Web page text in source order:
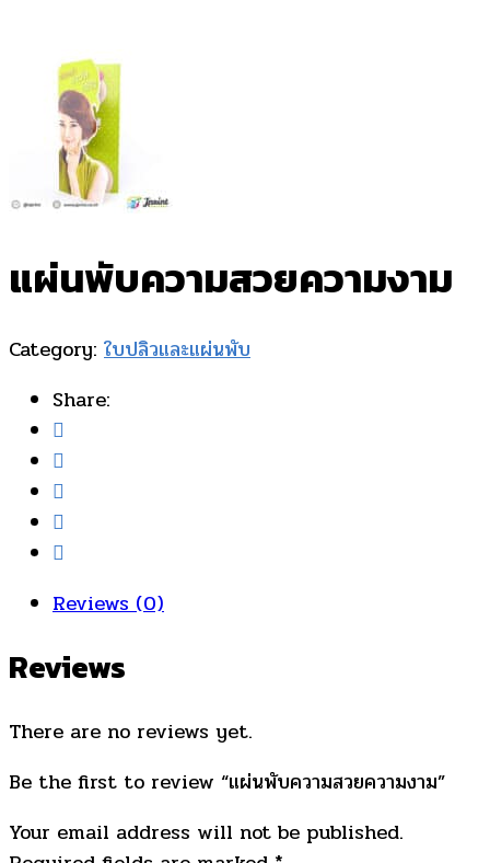
แผ่นพับความสวยความงาม
Category: ใบปลิวและแผ่นพับ
Share:
Reviews (0)
Reviews
There are no reviews yet.
Be the first to review “แผ่นพับความสวยความงาม”
Your email address will not be published.